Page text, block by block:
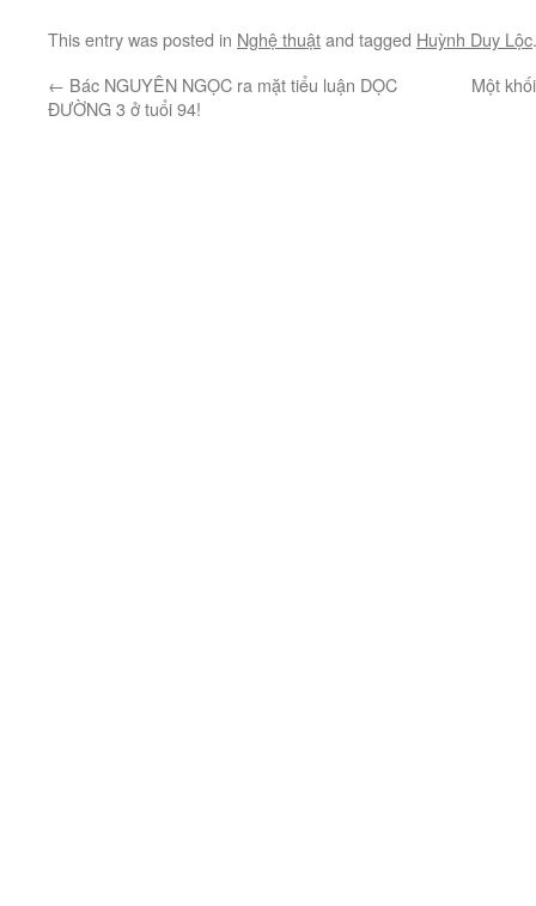
This entry was posted in Nghệ thuậtand tagged Huỳnh Duy Lộc
← Bác NGUYÊN NGỌC ra mặt tiểu luận DỌC
ĐƯỜNG 3 ở tuổi 94!
Một